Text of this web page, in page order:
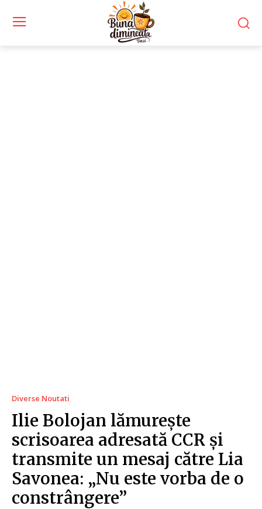
Diverse Noutati
Ilie Bolojan lămurește
scrisoarea adresată CCR și
transmite un mesaj către Lia
Savonea: „Nu este vorba de o
constrângere”